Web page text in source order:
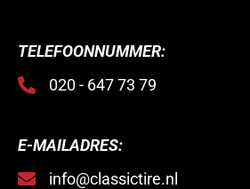
TELEFOONNUMMER:
020 - 647 73 79
E-MAILADRES:
info@classictire.nl